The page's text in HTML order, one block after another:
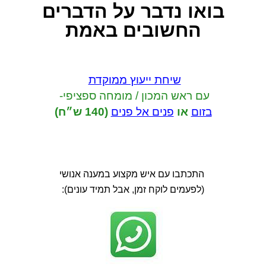
בואו נדבר על הדברים
החשובים באמת
שיחת ייעוץ ממוקדת
עם ראש המכון / מומחה ספציפי-
בזום או פנים אל פנים (140 ש״ח)
התכתבו עם איש מקצוע במענה אנושי
(לפעמים לוקח זמן, אבל תמיד עונים):